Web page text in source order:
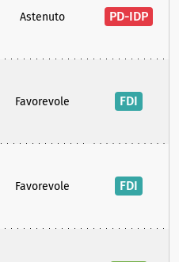
Astenuto PD-IDP
Favorevole FDI
Favorevole FDI